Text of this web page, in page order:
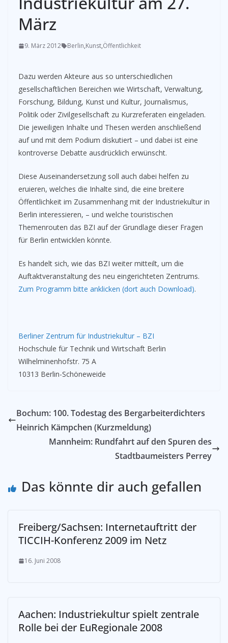
März
9. März 2012 Berlin,Kunst,Öffentlichkeit
Dazu werden Akteure aus so unterschiedlichen
gesellschaftlichen Bereichen wie Wirtschaft, Verwaltung,
Forschung, Bildung, Kunst und Kultur, Journalismus,
Politik oder Zivilgesellschaft zu Kurzreferaten eingeladen.
Die jeweiligen Inhalte und Thesen werden anschließend
auf und mit dem Podium diskutiert – und dabei ist eine
kontroverse Debatte ausdrücklich erwünscht.
Diese Auseinandersetzung soll auch dabei helfen zu
eruieren, welches die Inhalte sind, die eine breitere
Öffentlichkeit im Zusammenhang mit der Industriekultur in
Berlin interessieren, – und welche touristischen
Themenrouten das BZI auf der Grundlage dieser Fragen
für Berlin entwicklen könnte.
Es handelt sich, wie das BZI weiter mitteilt, um die
Auftaktveranstaltung des neu eingerichteten Zentrums.
Zum Programm bitte anklicken (dort auch Download).
Berliner Zentrum für Industriekultur – BZI
Hochschule für Technik und Wirtschaft Berlin
Wilhelminenhofstr. 75 A
10313 Berlin-Schöneweide
Bochum: 100. Todestag des Bergarbeiterdichters
Heinrich Kämpchen (Kurzmeldung)
Mannheim: Rundfahrt auf den Spuren des
Stadtbaumeisters Perrey
Das könnte dir auch gefallen
Freiberg/Sachsen: Internetauftritt der
TICCIH-Konferenz 2009 im Netz
16. Juni 2008
Aachen: Industriekultur spielt zentrale
Rolle bei der EuRegionale 2008